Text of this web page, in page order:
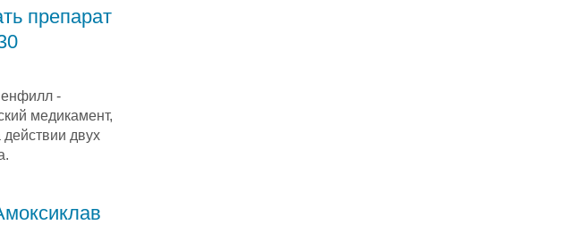
препарат
-
медикамент,
двух